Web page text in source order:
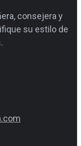
consejera y
su estilo de